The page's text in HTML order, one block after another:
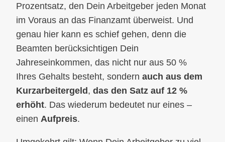
Prozentsatz, den Dein Arbeitgeber jeden Monat
im Voraus an das Finanzamt überweist. Und
genau hier kann es schief gehen, denn die
Beamten berücksichtigen Dein
Jahreseinkommen, das nicht nur aus 50 %
Ihres Gehalts besteht, sondern auch aus dem
Kurzarbeitergeld, das den Satz auf 12 %
erhöht. Das wiederum bedeutet nur eines –
einen Aufpreis.